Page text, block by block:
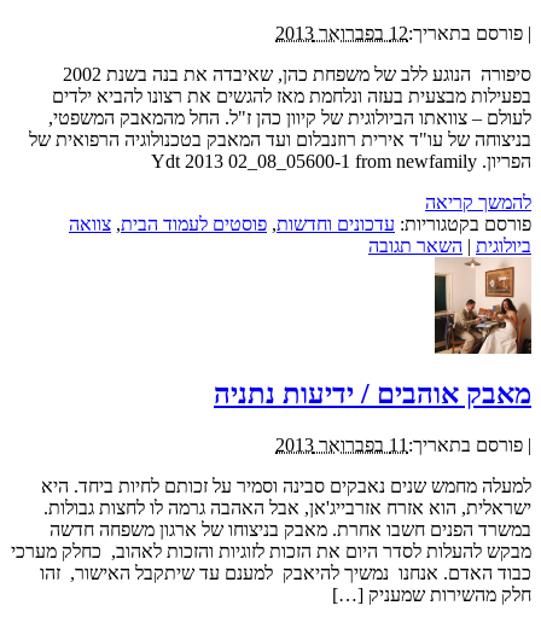
| פורסם בתאריך:12 בפברואר 2013
סיפורה הנוגע ללב של משפחת כהן, שאיבדה את בנה בשנת 2002
בפעילות מבצעית בעזה ונלחמת מאז להגשים את רצונו להביא ילדים
לעולם – צוואתו הביולוגית של קיוון כהן ז"ל. החל מהמאבק המשפטי,
בניצוחה של עו"ד אירית רוזנבלום ועד המאבק בטכנולוגיה הרפואית של
הפריון. Ydt 2013 02_08_05600-1 from newfamily
להמשך קריאה
פורסם בקטגוריות: עדכונים וחדשות, פוסטים לעמוד הבית, צוואה
ביולוגית | השאר תגובה
מאבק אוהבים / ידיעות נתניה
| פורסם בתאריך: 11 בפברואר 2013
למעלה מחמש שנים נאבקים סבינה וסמיר על זכותם לחיות ביחד. היא
ישראלית, הוא אזרח אזרבייג'אן, אבל האהבה גרמה לו לחצות גבולות.
במשרד הפנים חשבו אחרת. מאבק בניצוחו של ארגון משפחה חדשה
מבקש להעלות לסדר היום את הזכות לזוגיות והזכות לאהוב, כחלק מערכי
כבוד האדם. אנחנו נמשיך להיאבק למענם עד שיתקבל האישור, זהו
חלק מהשירות שמעניק […]